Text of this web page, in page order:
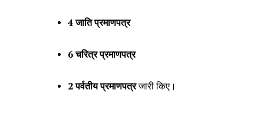
4 जाति प्रमाणपत्र
6 चरित्र प्रमाणपत्र
2 पर्वतीय प्रमाणपत्रजारी किए।